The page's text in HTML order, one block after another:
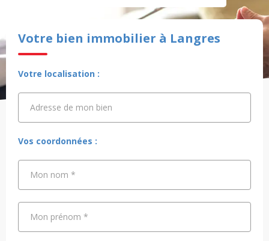
Votre bien immobilier à Langres
Votre localisation :
Adresse de mon bien
Adresse de mon bien
Vos coordonnées :
Mon nom *
Mon prénom *